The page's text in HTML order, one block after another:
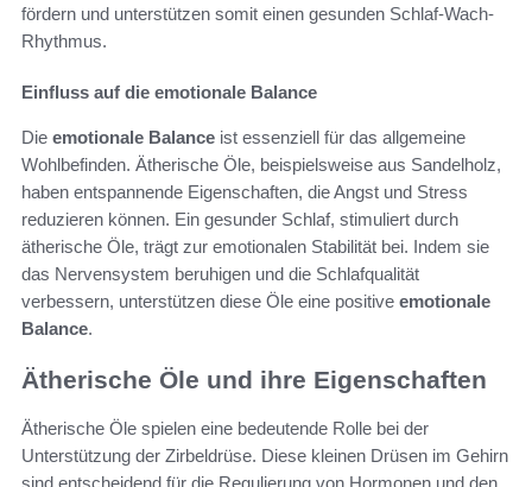
fördern und unterstützen somit einen gesunden Schlaf-Wach-
Rhythmus.
Einfluss auf die emotionale Balance
Die emotionale Balance ist essenziell für das allgemeine
Wohlbefinden. Ätherische Öle, beispielsweise aus Sandelholz,
haben entspannende Eigenschaften, die Angst und Stress
reduzieren können. Ein gesunder Schlaf, stimuliert durch
ätherische Öle, trägt zur emotionalen Stabilität bei. Indem sie
das Nervensystem beruhigen und die Schlafqualität
verbessern, unterstützen diese Öle eine positive emotionale
Balance.
Ätherische Öle und ihre Eigenschaften
Ätherische Öle spielen eine bedeutende Rolle bei der
Unterstützung der Zirbeldrüse. Diese kleinen Drüsen im Gehirn
sind entscheidend für die Regulierung von Hormonen und den